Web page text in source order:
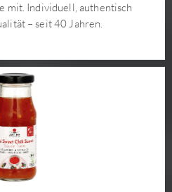
mit. Individuell, authentisch
– seit 40 Jahren.